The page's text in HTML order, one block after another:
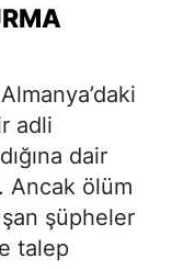
adli
dair
Ancak ölüm
şüpheler
talep